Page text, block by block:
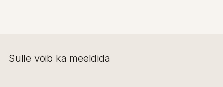
Sulle võib ka meeldida